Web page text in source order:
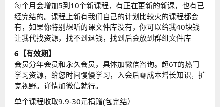
每个月会增加5到10个新课程，有正在更新的新课，也有已
经完结的。课程上新有我们自己的计划比较火的课程都会
有，如果你特别想听的课文件库没有，你可以给我40块钱
让我代找资源，找不到退钱，找到后会放到群组文件库
6【有效期】
会员分年会员和永久会员，具体加微信咨询。超6T的热门
学习资源，给您时间慢慢学习，入会后零成本增长知识，扩
宽视野。详情加微信就行。
单个课程收取9.9-30元捐赠(包完结）